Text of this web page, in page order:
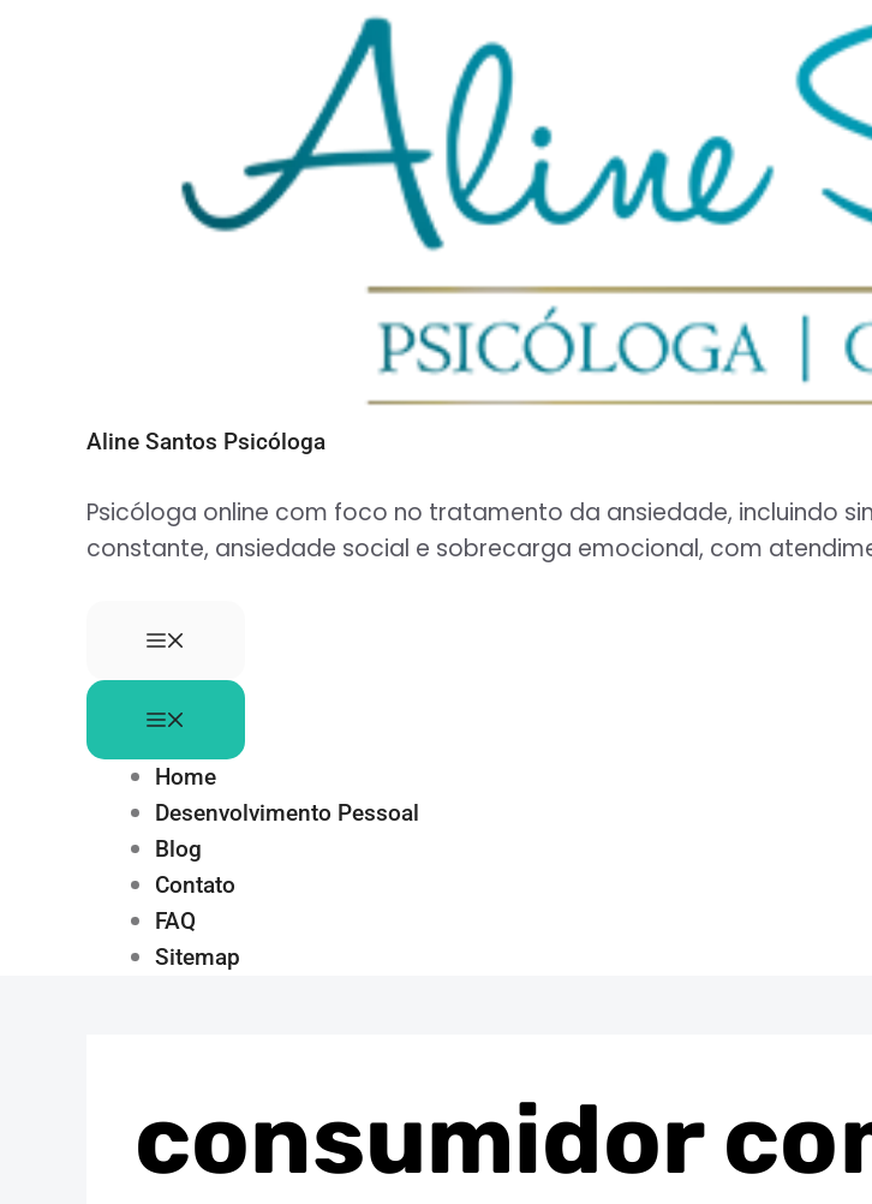
Aline Santos Psicóloga
Psicóloga online com foco no tratamento da ansiedade, incluindo
constante, ansiedade social e sobrecarga emocional, com
Home
Desenvolvimento Pessoal
Blog
Contato
FAQ
Sitemap
consumidor